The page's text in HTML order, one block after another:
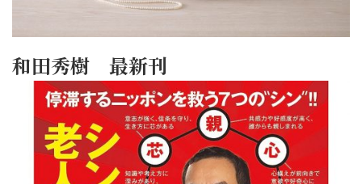
和田秀樹 最新刊